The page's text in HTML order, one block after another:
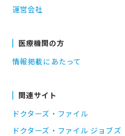
運営会社
医療機関の方
情報掲載にあたって
関連サイト
ドクターズ・ファイル
ドクターズ・ファイル ジョブズ